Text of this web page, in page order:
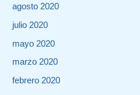
agosto 2020
julio 2020
mayo 2020
marzo 2020
febrero 2020